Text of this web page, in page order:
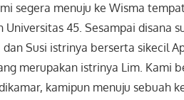
segera menuju ke Wisma
Universitas 45. Sesampai disana
Susi istrinya berserta sikecil
merupakan istrinya Lim. Kami
kamipun menuju sebuah